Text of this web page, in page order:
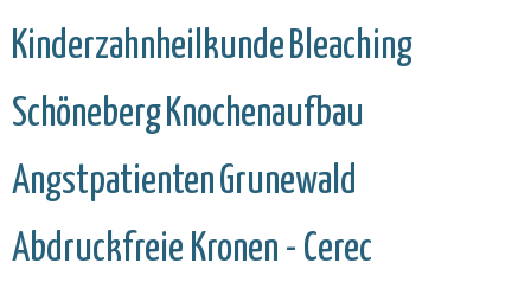
Kinderzahnheilkunde Bleaching
Schöneberg Knochenaufbau
AngstpatientenGrunewald
Abdruckfreie Kronen - Cerec